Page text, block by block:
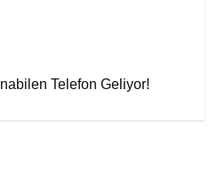
Telefon Geliyor!